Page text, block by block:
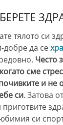
тялото си
добре да се
Често
сме
и
си. Затова
приготвите
си